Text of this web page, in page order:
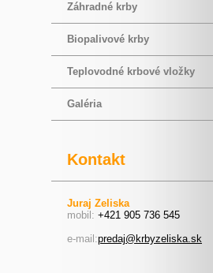
Záhradné krby
Biopalivové krby
Teplovodné krbové vložky
Galéria
Kontakt
Juraj Zeliska
mobil: +421 905 736 545
e-mail:predaj@krbyzeliska.sk